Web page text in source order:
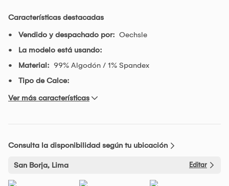
Características destacadas
Vendido y despachado por: Oechsle
La modelo está usando:
Material: 99% Algodón / 1% Spandex
Tipo de Calce:
Ver más características
Consulta la disponibilidad según tu ubicación
San Borja, Lima Editar